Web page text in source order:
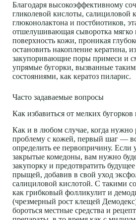
Благодаря высокоэффективному
гликолевой кислоты, салициловой
глюконолактона и постбиотиков,
отшелушивающая сыворотка мягко
поверхность кожи, проникая
остановить накопление кератина,
закупоривающие поры примеси и
упрямые бугорки, вызванные
состояниями, как кератоз пиларис.
Часто задаваемые вопросы
Как избавиться от мелких бугорков
Как и в любом случае, когда нужно
проблему с кожей, первый шаг —
определить ее первопричину. Если
закрытые комедоны, вам нужно
закупорку и предотвратить
прыщей, добавив в свой уход
салициловой кислотой. С такими
как грибковый фолликулит и
(чрезмерный рост клещей
бороться местные средства и